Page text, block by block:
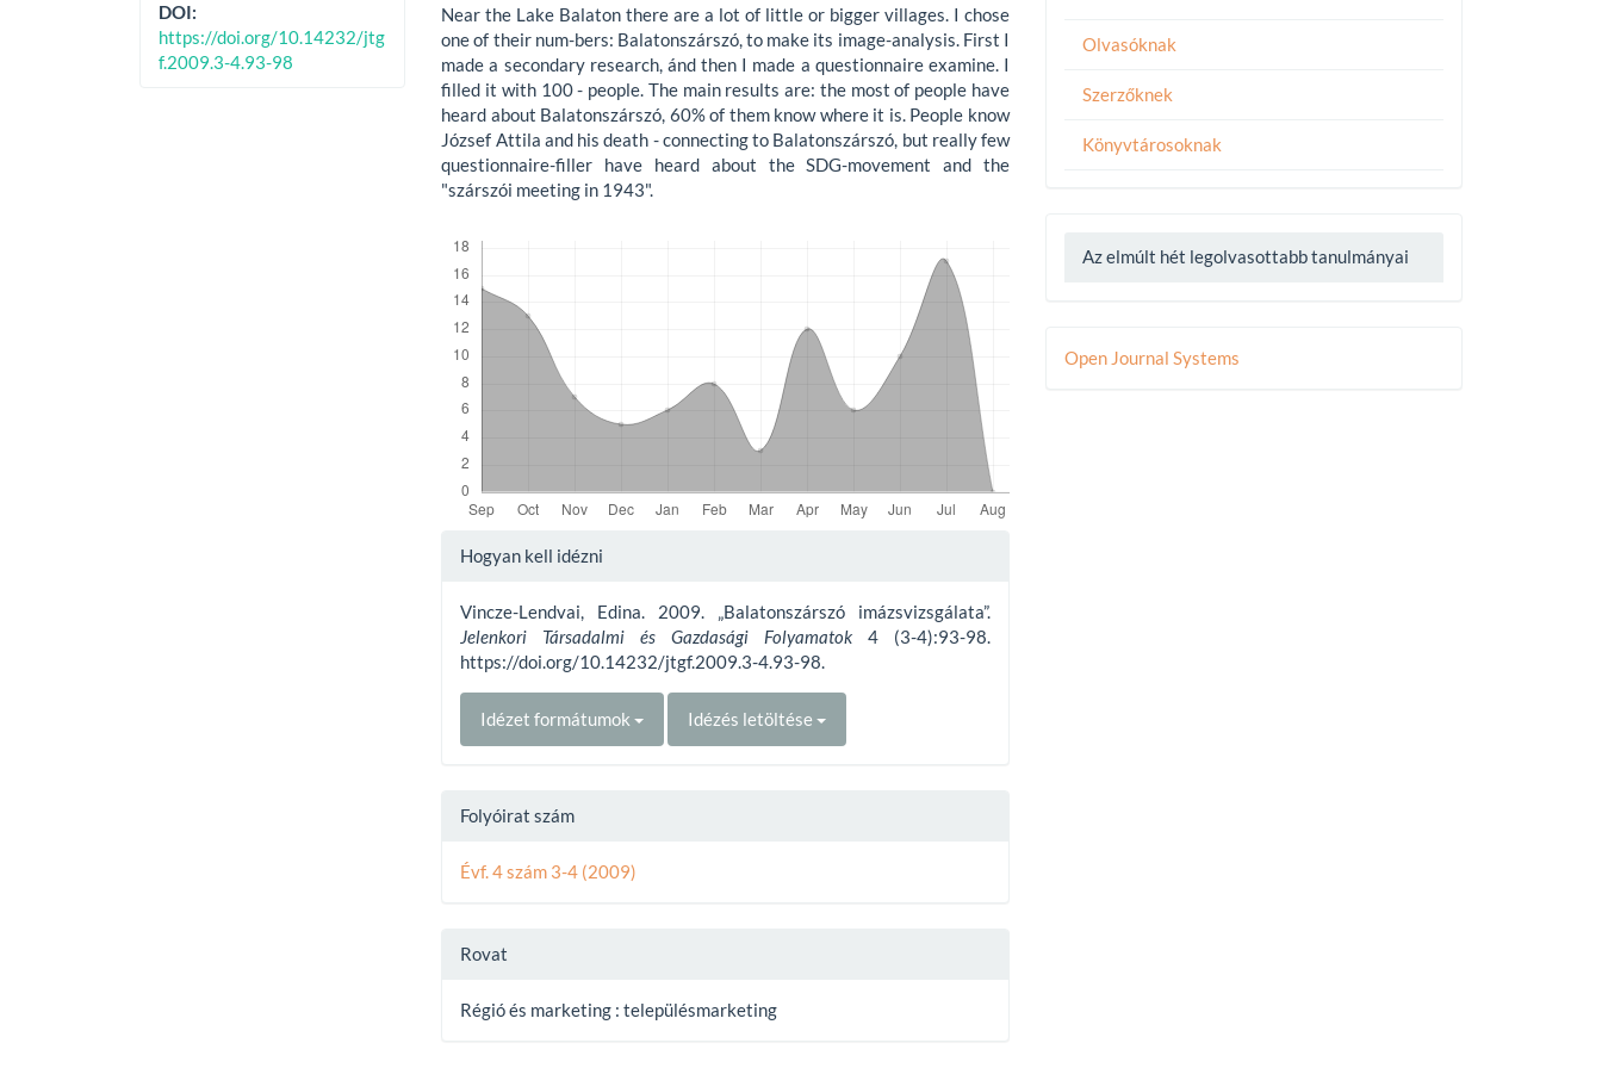
DOI:
https://doi.org/10.14232/jtg
f.2009.3-4.93-98
Near the Lake Balaton there are a lot of little or bigger villages. I chose
one of their num-bers: Balatonszárszó, to make its image-analysis. First I
made a secondary research, ánd then I made a questionnaire examine. I
filled it with 100 - people. The main results are: the most of people have
heard about Balatonszárszó, 60% of them know where it is. People know
József Attila and his death - connecting to Balatonszárszó, but really few
questionnaire-filler have heard about the SDG-movement and the
"szárszói meeting in 1943".
Article
Hogyan kell idézni
Vincze-Lendvai, Edina. 2009. „Balatonszárszó imázsvizsgálata”.
Jelenkori Társadalmi és Gazdasági Folyamatok 4 (3-4):93-98.
https://doi.org/10.14232/jtgf.2009.3-4.93-98.
Idézet formátumok Idézés letöltése
Folyóirat szám
Évf. 4 szám 3-4 (2009)
Rovat
Régió és marketing : településmarketing
Olvasóknak
Szerzőknek
Könyvtárosoknak
Az elmúlt hét legolvasottabb tanulmányai
Developed
Open Journal Systems